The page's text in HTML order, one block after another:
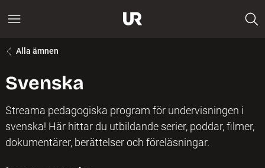
Alla ämnen
Svenska
Streama pedagogiska program för undervisningen i
svenska! Här hittar du utbildande serier, poddar, filmer,
dokumentärer, berättelser och föreläsningar.